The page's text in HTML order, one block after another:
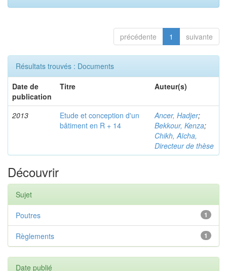
précédente 1 suivante
Résultats trouvés : Documents
Date de
publication
Titre Auteur(s)
2013
Etude et conception d'un
bâtiment en R + 14
Ancer, Hadjer;
Bekkour, Kenza;
Chikh, Aïcha,
Directeur de thèse
Découvrir
Sujet
1
Poutres
1
Règlements
Date publié